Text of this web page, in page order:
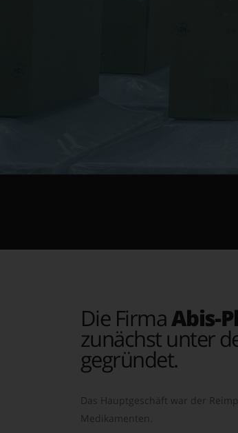
Die FirmaAbis-
zunächst unter
gegründet.
Das Hauptgeschäft war der
Medikamenten.